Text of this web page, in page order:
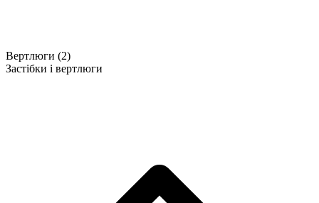
Вертлюги (2)
Застібки і вертлюги